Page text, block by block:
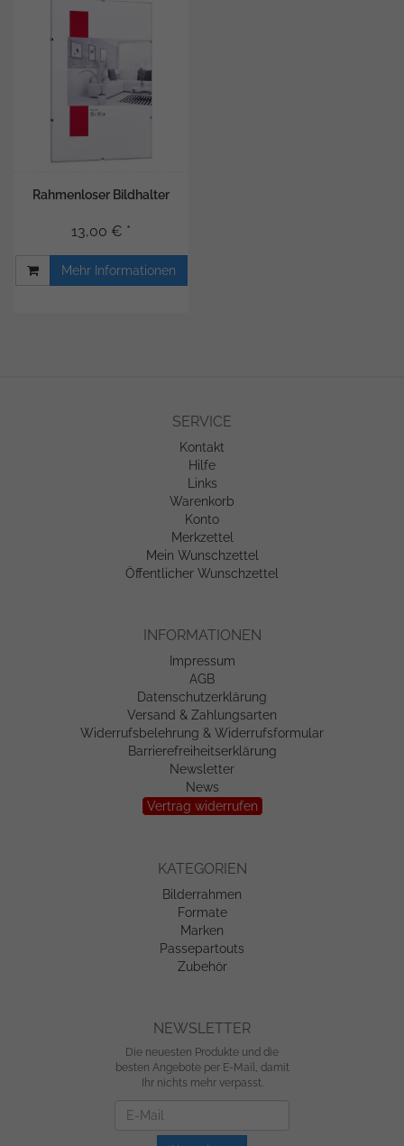
Rahmenloser Bildhalter
13,00 € *
Mehr Informationen
SERVICE
Kontakt
Hilfe
Links
Warenkorb
Konto
Merkzettel
Mein Wunschzettel
Öffentlicher Wunschzettel
INFORMATIONEN
Impressum
AGB
Datenschutzerklärung
Versand & Zahlungsarten
Widerrufsbelehrung & Widerrufsformular
Barrierefreiheitserklärung
Newsletter
News
Vertrag widerrufen
KATEGORIEN
Bilderrahmen
Formate
Marken
Passepartouts
Zubehör
NEWSLETTER
Die neuesten Produkte und die
besten Angebote per E-Mail, damit
Ihr nichts mehr verpasst.